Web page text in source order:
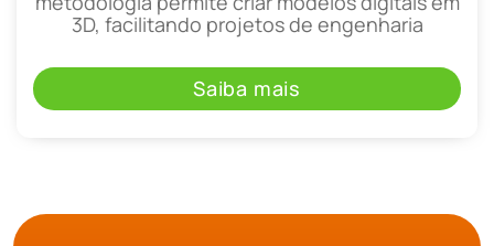
3D, facilitando projetos de engenharia
Saiba mais